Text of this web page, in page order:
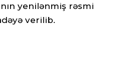
yenilənmiş rəsmi
verilib.